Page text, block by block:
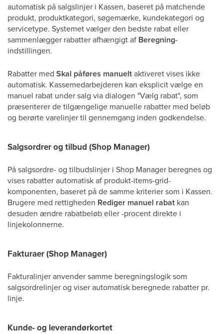
automatisk på salgslinjer i Kassen, baseret på matchende
produkt, produktkategori, søgemærke, kundekategori og
servicetype. Systemet vælger den bedste rabat eller
sammenlægger rabatter afhængigt af Beregning-
indstillingen.
Rabatter med Skal påføres manueltaktiveret vises ikke
automatisk. Kassemedarbejderen kan eksplicit vælge en
manuel rabat under salg via dialogen "Vælg rabat", som
præsenterer de tilgængelige manuelle rabatter med beløb
og berørte varelinjer til gennemgang inden godkendelse.
Salgsordrer og tilbud (Shop Manager)
På salgsordre- og tilbudslinjer i Shop Manager beregnes og
vises rabatter automatisk af produkt-items-grid-
komponenten, baseret på de samme kriterier som i Kassen.
Brugere med rettigheden Rediger manuel rabat kan
desuden ændre rabatbeløb eller -procent direkte i
linjekolonnerne.
Fakturaer (Shop Manager)
Fakturalinjer anvender samme beregningslogik som
salgsordrelinjer og viser automatisk beregnede rabatter pr.
linje.
Kunde- og leverandørkortet